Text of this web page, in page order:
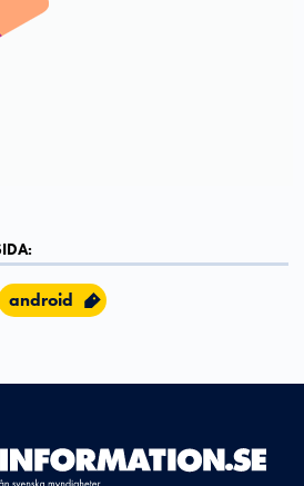
android